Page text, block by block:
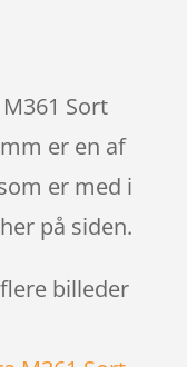
Sort
er en af
er med i
på siden.
billeder